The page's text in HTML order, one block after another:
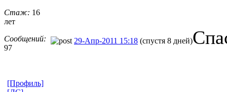
Стаж: 16
лет
Сообщений:
97
29-Апр-2011 15:18 (спустя 8 дней)
[Профиль]